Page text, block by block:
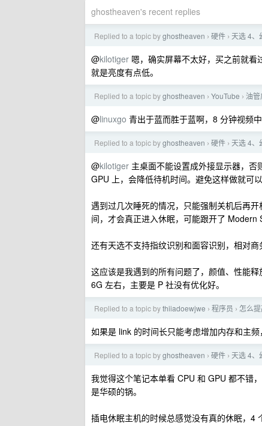
ghostheaven's recent replies
Replied to a topic byghostheaven › 硬件 › 天选 4、
@kilotiger 嗯，确实屏幕不太好，买之前就
就是亮度有点低。
Replied to a topic byghostheaven › YouTube › 油管
@linuxgo 青出于蓝而胜于蓝啊，8 分钟视频
Replied to a topic byghostheaven › 硬件 › 天选 4、
@kilotiger 主桌面不能设置成外接显示器，
GPU 上，会降低待机时间。避免这样做就可
遇到过几次睡死的情况，只能强制关机后再
间，才会真正进入休眠，可能跟开了 Modern
还有天选不支持指纹识别和面容识别，相对商
这应该是我遇到的所有问题了，颜值、性能
6G 左右，主要是 P 社没有优化好。
Replied to a topic bythiiadoewjwe › 程序员 › 怎么
如果是 link 的时间长只能考虑增加内存和主
Replied to a topic byghostheaven › 硬件 › 天选 4、
我觉得这个笔记本单看 CPU 和 GPU 都不错
是华硕的锅。
插电休眠主机的时候总感觉没有真的休眠，4